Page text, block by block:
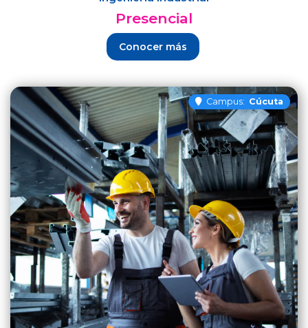
Presencial
Conocer más
Campus: Cúcuta